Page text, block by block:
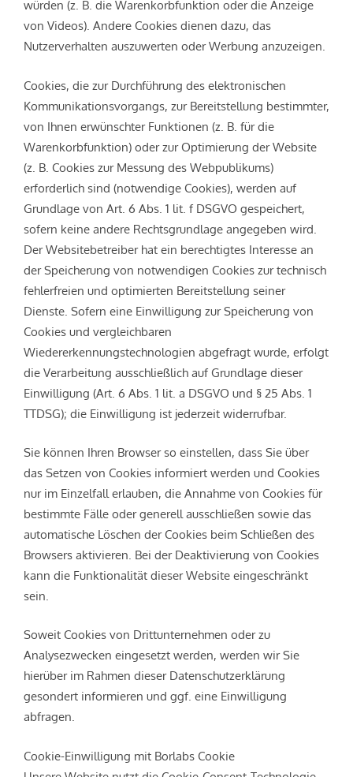
würden (z. B. die Warenkorbfunktion oder die Anzeige
von Videos). Andere Cookies dienen dazu, das
Nutzerverhalten auszuwerten oder Werbung anzuzeigen.
Cookies, die zur Durchführung des elektronischen
Kommunikationsvorgangs, zur Bereitstellung bestimmter,
von Ihnen erwünschter Funktionen (z. B. für die
Warenkorbfunktion) oder zur Optimierung der Website
(z. B. Cookies zur Messung des Webpublikums)
erforderlich sind (notwendige Cookies), werden auf
Grundlage von Art. 6 Abs. 1 lit. f DSGVO gespeichert,
sofern keine andere Rechtsgrundlage angegeben wird.
Der Websitebetreiber hat ein berechtigtes Interesse an
der Speicherung von notwendigen Cookies zur technisch
fehlerfreien und optimierten Bereitstellung seiner
Dienste. Sofern eine Einwilligung zur Speicherung von
Cookies und vergleichbaren
Wiedererkennungstechnologien abgefragt wurde, erfolgt
die Verarbeitung ausschließlich auf Grundlage dieser
Einwilligung (Art. 6 Abs. 1 lit. a DSGVO und § 25 Abs. 1
TTDSG); die Einwilligung ist jederzeit widerrufbar.
Sie können Ihren Browser so einstellen, dass Sie über
das Setzen von Cookies informiert werden und Cookies
nur im Einzelfall erlauben, die Annahme von Cookies für
bestimmte Fälle oder generell ausschließen sowie das
automatische Löschen der Cookies beim Schließen des
Browsers aktivieren. Bei der Deaktivierung von Cookies
kann die Funktionalität dieser Website eingeschränkt
sein.
Soweit Cookies von Drittunternehmen oder zu
Analysezwecken eingesetzt werden, werden wir Sie
hierüber im Rahmen dieser Datenschutzerklärung
gesondert informieren und ggf. eine Einwilligung
abfragen.
Cookie-Einwilligung mit Borlabs Cookie